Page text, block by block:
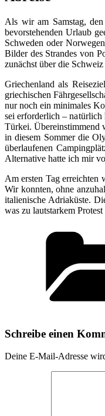
Als wir am Samstag,
bevorstehenden Urlaub
Schweden oder
Bilder des Strandes von
zunächst über die
Griechenland als
griechischen
nur noch ein minimales
sei erforderlich – natürlich
Türkei. Übereinstimmend
in diesem Sommer die
überlaufenen
Alternative hatte ich mir
Am ersten Tag erreichten
Wir konnten, ohne
italienische Adriaküste.
was zu lautstarkem
Schreibe einen
Deine E-Mail-Adresse